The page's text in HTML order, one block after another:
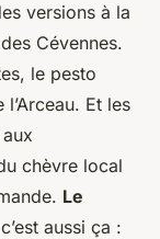
versions à la
Cévennes.
le pesto
Et les
chèvre local
Le
aussi ça :